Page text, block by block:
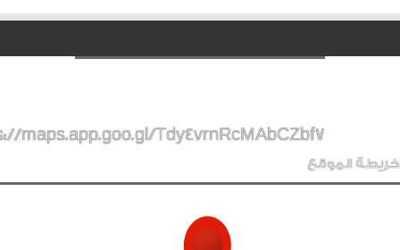
maps.app.goo.gl/Tdy4vrnRcMAbCZbf7
خريطة الموقع